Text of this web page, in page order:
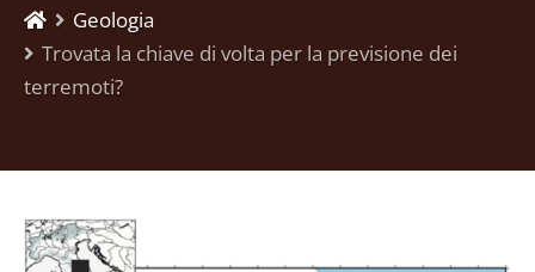
Geologia
Trovata la chiave di volta per la previsione dei
terremoti?